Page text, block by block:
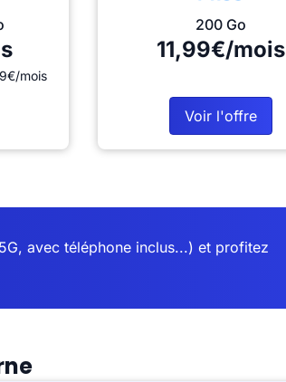
mois
200 Go
11,99€/mois
Voir l'offre
avec téléphone inclus...) et profitez